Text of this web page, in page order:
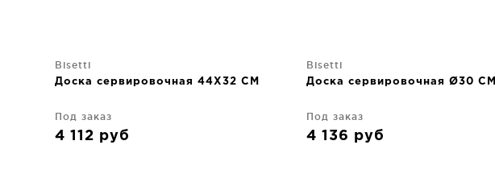
Bisetti
Доска сервировочная 44X32 CM
Под заказ
4 112 руб
Bisetti
Доска сервировочная Ø30 CM
Под заказ
4 136 руб